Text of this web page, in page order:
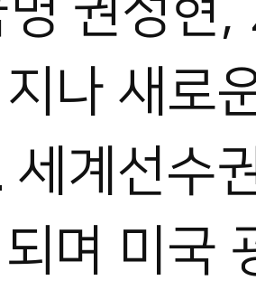
명 권성현
나 새로
세계선수
며 미국